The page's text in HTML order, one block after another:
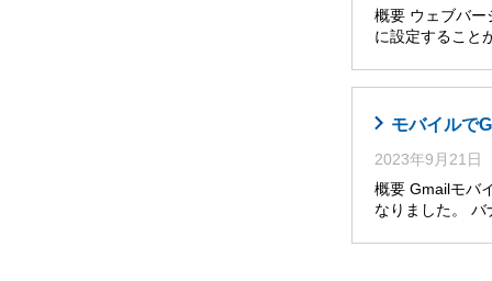
概要 ウェブバー
に設定すること
モバイルで
2023年9月21日
概要 Gmailモバ
なりました。